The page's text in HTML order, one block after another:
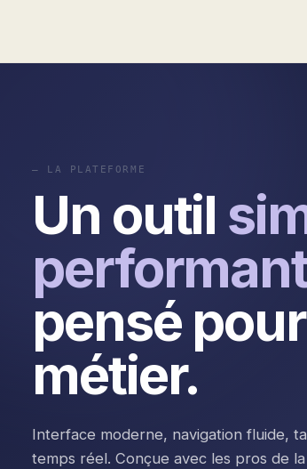
— LA PLATEFORME
Un outil
pensé
métier.
Interface moderne, navigation fluide,
temps réel. Conçue avec les pros de